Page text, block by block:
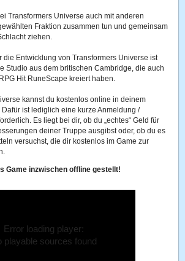
Transformers Universe auch mit anderen
Fraktion zusammen tun und gemeinsam
ziehen.
die Entwicklung von Transformers Universe ist
Studio aus dem britischen Cambridge, die auch
Hit RuneScape kreiert haben.
kannst du kostenlos online in deinem
Dafür ist lediglich eine kurze Anmeldung /
Es liegt bei dir, ob du „echtes“ Geld für
deiner Truppe ausgibst oder, ob du es
versuchst, die dir kostenlos im Game zur
Game inzwischen offline gestellt!
Error loading player:
playable sources found